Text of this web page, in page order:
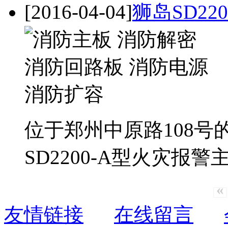
[2016-04-04]狮岛
位于郑州中原路108号
SD2200-A型火灾报警
«
友情链接 在线留言